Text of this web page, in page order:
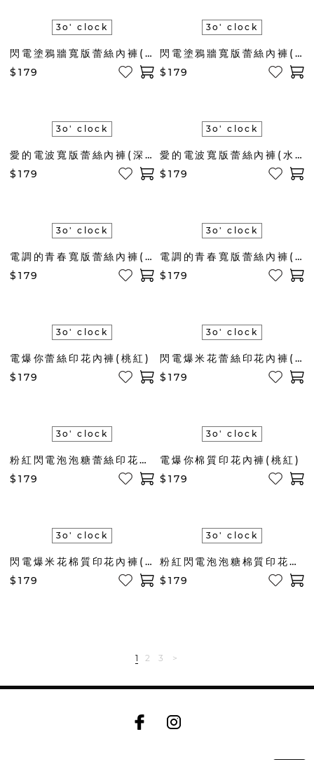
3o' clock
閃電塗鴉牆寬版蕾絲內褲(黑白)
$179
3o' clock
閃電塗鴉牆寬版蕾絲內褲(黃)
$179
3o' clock
愛的電波寬版蕾絲內褲(深藍)
$179
3o' clock
愛的電波寬版蕾絲內褲(水藍)
$179
3o' clock
電調的青春寬版蕾絲內褲(粉)
$179
3o' clock
電調的青春寬版蕾絲內褲(米)
$179
3o' clock
電爆你蕾絲印花內褲(桃紅)
$179
3o' clock
閃電爆米花蕾絲印花內褲(黃)
$179
3o' clock
粉紅閃電泡泡糖蕾絲印花內褲
$179
3o' clock
電爆你棉質印花內褲(桃紅)
$179
3o' clock
閃電爆米花棉質印花內褲(黃)
$179
3o' clock
粉紅閃電泡泡糖棉質印花內褲
$179
1 2 3 >